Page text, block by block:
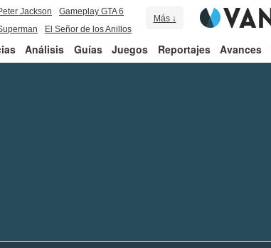
Jackson
Gameplay GTA 6
El Señor de los Anillos
Más ↓
Análisis Guías Juegos Reportajes Avances